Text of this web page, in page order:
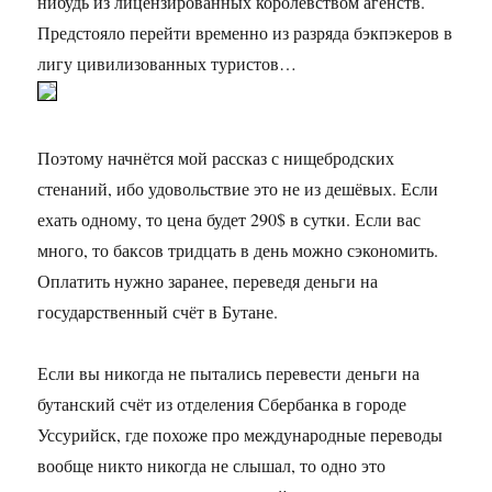
Предстояло перейти временно из разряда бэкпэкеров в
лигу цивилизованных туристов…
Поэтому начнётся мой рассказ с нищебродских
стенаний, ибо удовольствие это не из дешёвых. Если
ехать одному, то цена будет 290$ в сутки. Если вас
много, то баксов тридцать в день можно сэкономить.
Оплатить нужно заранее, переведя деньги на
государственный счёт в Бутане.
Если вы никогда не пытались перевести деньги на
бутанский счёт из отделения Сбербанка в городе
Уссурийск, где похоже про международные переводы
вообще никто никогда не слышал, то одно это